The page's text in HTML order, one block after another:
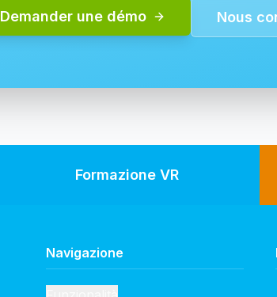
Demander une démo Nous
Formazione VR
Navigazione